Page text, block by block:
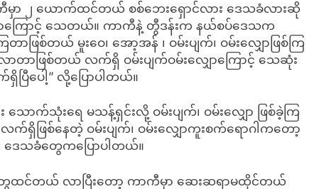
ာ ၂ ယောက်ထင်တယ် စစ်ဘေးရှောင်လား ဒေသခံလားဆို
ာကြောင့် သေတယ်။ ကာကီနဲ့ တွီဒန်းက နယ်စပ်ဒေသက
ဖြစ်တယ် မူးဝေ၊ အော့အန် ၊ ဝမ်းပျက်၊ ဝမ်းလျှောဖြစ်ကြ
တာဖြစ်တယ် လက်ရှိ ဝမ်းပျက်ဝမ်းလျှောကြောင့် သေဆုံး
ြီပေါ့” လို့ပြောပါတယ်။
ာက်သုံးရေ မသန့်ရှင်းလို့ ဝမ်းပျက်၊ ဝမ်းလျှော ဖြစ်ခဲ့ကြ
ရှိဖြစ်နေတဲ့ ဝမ်းပျက်၊ ဝမ်းလျှောကူးစက်ရောဂါကတော့
ဒေသခံတွေကပြောပါတယ်။
ထင်တယ် လာပြီးတော့ ကာကီမှာ ဆေးဆရာမထိုင်တယ်